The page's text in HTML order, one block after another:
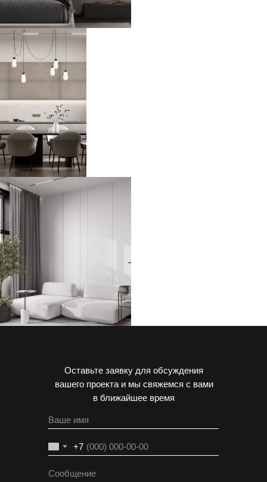
ЖК City Bay
108 м2
ЖК Театральный
квартал
96 м2
ЖК Серебряный Фонтан
+7
Оставьте заявку для обсуждения
вашего проекта и мы свяжемся с вами
в ближайшее время